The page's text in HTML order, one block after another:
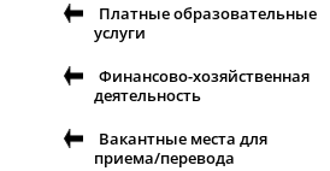
Платные образовательные
услуги
Финансово-хозяйственная
деятельность
Вакантные места для
приема/перевода